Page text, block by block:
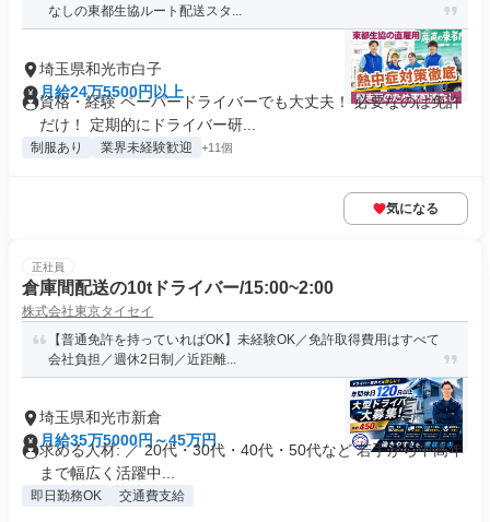
なしの東都生協ルート配送スタ...
埼玉県和光市白子
月給24万5500円以上
資格・経験 ペーパードライバーでも大丈夫！ 必要なのは免許
だけ！ 定期的にドライバー研...
制服あり 業界未経験歓迎 +11個
気になる
正社員
倉庫間配送の10tドライバー/15:00~2:00
株式会社東京タイセイ
【普通免許を持っていればOK】未経験OK／免許取得費用はすべて
会社負担／週休2日制／近距離...
埼玉県和光市新倉
月給35万5000円～45万円
求める人材: ／ 20代・30代・40代・50代など 若手から中高年
まで幅広く活躍中...
即日勤務OK 交通費支給